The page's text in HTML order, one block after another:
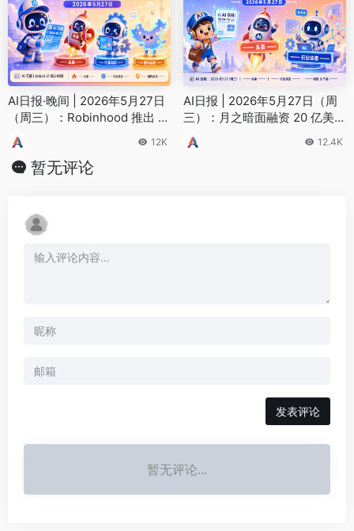
AI日报·晚间 | 2026年5月27日
（周三）：Robinhood 推出 AI
Agent 交易、FastAPI 爆 BadH
ost 漏洞
12K
AI日报 | 2026年5月27日（周
三）：月之暗面融资 20 亿美
元、ING 用 Vibe Coding 构建
系统
12.4K
暂无评论
发表评论
暂无评论...